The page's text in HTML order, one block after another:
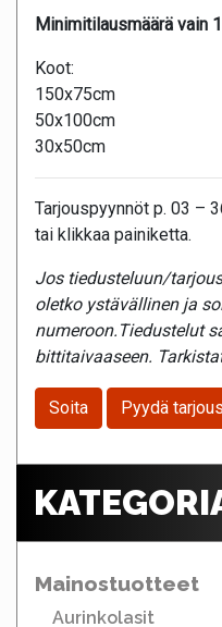
Minimitilausmäärä vain
Koot:
150x75cm
50x100cm
30x50cm
Tarjouspyynnöt p. 03 –
tai klikkaa painiketta.
Jos tiedusteluun/
oletko ystävällinen ja
numeroon.Tiedustelut
bittitaivaaseen.
Soita Pyydä
Mainostuotteet
Aurinkolasit